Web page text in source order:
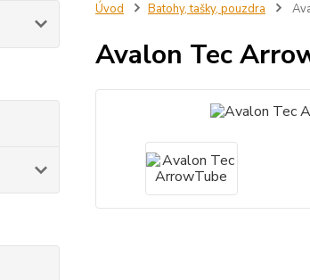
Úvod Batohy, tašky, pouzdra
Avalon Tec